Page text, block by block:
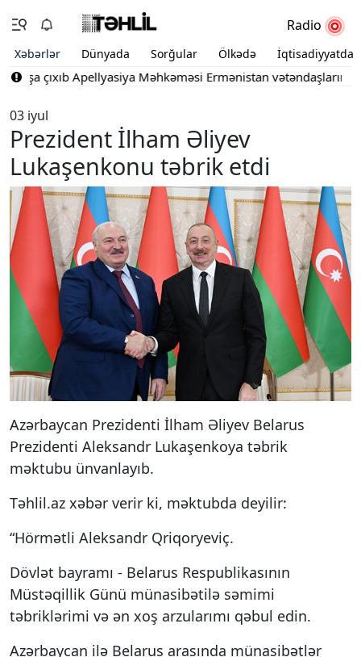
Radio
Xəbərlər Dünyada Sorğular Ölkədə İqtisadiyyatda
çıxıb Apellyasiya Məhkəməsi Ermənistan vətəndaşlarının
03 iyul
Prezident İlham Əliyev
Lukaşenkonu təbrik etdi
Azərbaycan Prezidenti İlham Əliyev Belarus
Prezidenti Aleksandr Lukaşenkoya təbrik
məktubu ünvanlayıb.
Təhlil.az xəbər verir ki, məktubda deyilir:
“Hörmətli Aleksandr Qriqoryeviç.
Dövlət bayramı - Belarus Respublikasının
Müstəqillik Günü münasibətilə səmimi
təbriklərimi və ən xoş arzularımı qəbul edin.
Azərbaycan ilə Belarus arasında münasibətlər